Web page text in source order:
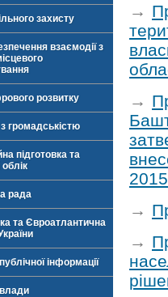
захисту
взаємодії з
розвитку
громадськістю
підготовка та
рада
та Євроатлантична
інформації
→
→
→
→